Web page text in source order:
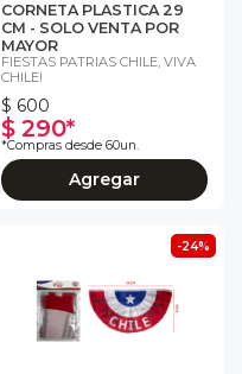
CORNETA PLASTICA 29
CM - SOLO VENTA POR
MAYOR
FIESTAS PATRIAS CHILE, VIVA
CHILE!
$ 600
$ 290*
*Compras desde 60un.
Agregar
-24%